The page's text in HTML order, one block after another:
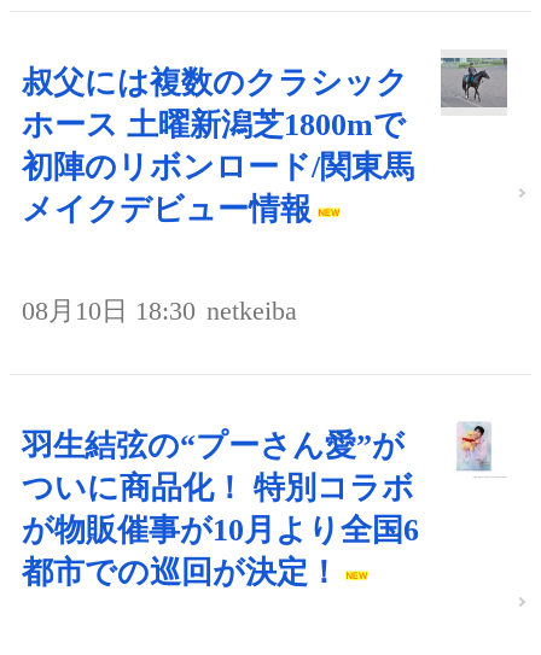
叔父には複数のクラシック
ホース 土曜新潟芝1800mで
初陣のリボンロード/関東馬
メイクデビュー情報
08月10日 18:30 netkeiba
羽生結弦の“プーさん愛”が
ついに商品化！ 特別コラボ
が物販催事が10月より全国6
都市での巡回が決定！